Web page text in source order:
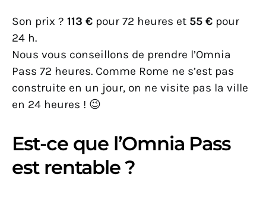
Son prix ? 113 € pour 72 heures et 55 € pour
24 h.
Nous vous conseillons de prendre l’Omnia
Pass 72 heures. Comme Rome ne s’est pas
construite en un jour, on ne visite pas la ville
en 24 heures ! 😉
Est-ce que l’Omnia Pass
est rentable ?